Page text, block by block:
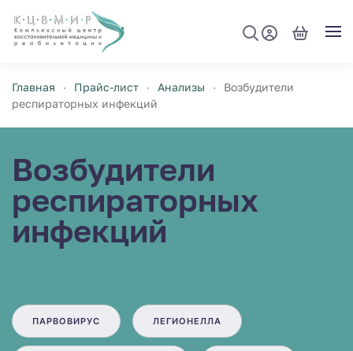
Перейти к содержимому
Главная Прайс-лист Анализы
Возбудители
респираторных инфекций
Возбудители
респираторных
инфекций
ПАРВОВИРУС ЛЕГИОНЕЛЛА